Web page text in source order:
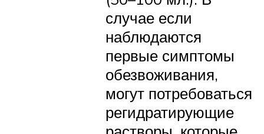
случае если
наблюдаются
первые симптомы
обезвоживания,
могут потребоваться
регидратирующие